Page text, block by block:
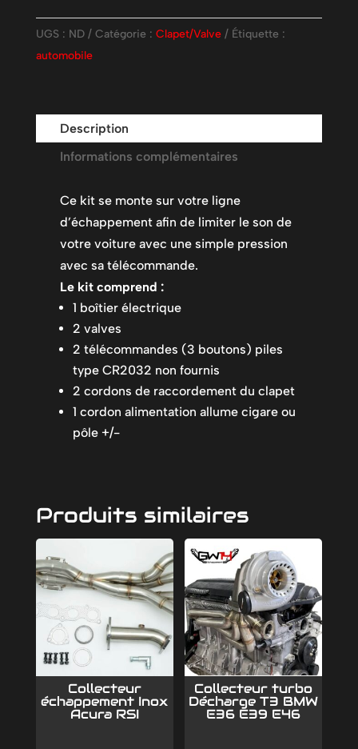
duo
clapet/valve
UGS : ND Catégorie : Clapet/Valve
Étiquette :
automobile
Description
Informations complémentaires
Ce kit se monte sur votre ligne
d’échappement afin de limiter le son de
votre voiture avec une simple pression
avec sa télécommande.
Le kit comprend :
1 boîtier électrique
2 valves
2 télécommandes (3 boutons) piles
type CR2032 non fournis
2 cordons de raccordement du clapet
1 cordon alimentation allume cigare ou
pôle +/-
Produits similaires
Collecteur
échappement Inox
Acura RSI
Collecteur turbo
Décharge T3 BMW
E36 E39 E46